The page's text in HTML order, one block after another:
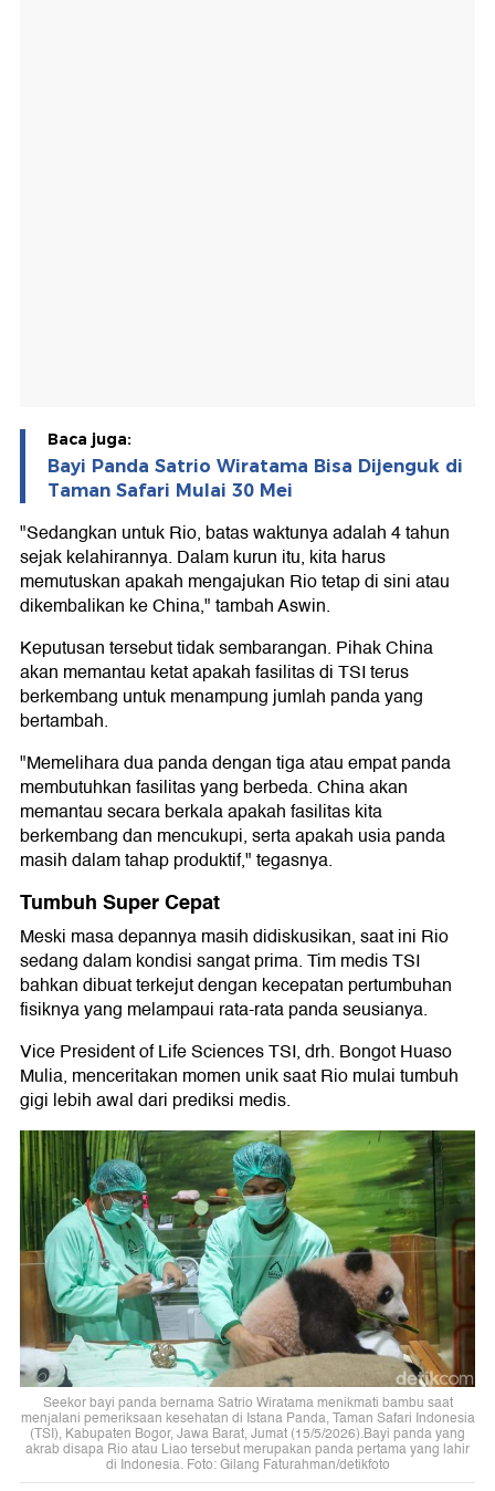
Baca juga:
Bayi Panda Satrio Wiratama Bisa Dijenguk di
Taman Safari Mulai 30 Mei
"Sedangkan untuk Rio, batas waktunya adalah 4 tahun
sejak kelahirannya. Dalam kurun itu, kita harus
memutuskan apakah mengajukan Rio tetap di sini atau
dikembalikan ke China," tambah Aswin.
Keputusan tersebut tidak sembarangan. Pihak China
akan memantau ketat apakah fasilitas di TSI terus
berkembang untuk menampung jumlah panda yang
bertambah.
"Memelihara dua panda dengan tiga atau empat panda
membutuhkan fasilitas yang berbeda. China akan
memantau secara berkala apakah fasilitas kita
berkembang dan mencukupi, serta apakah usia panda
masih dalam tahap produktif," tegasnya.
Tumbuh Super Cepat
Meski masa depannya masih didiskusikan, saat ini Rio
sedang dalam kondisi sangat prima. Tim medis TSI
bahkan dibuat terkejut dengan kecepatan pertumbuhan
fisiknya yang melampaui rata-rata panda seusianya.
Vice President of Life Sciences TSI, drh. Bongot Huaso
Mulia, menceritakan momen unik saat Rio mulai tumbuh
gigi lebih awal dari prediksi medis.
Seekor bayi panda bernama Satrio Wiratama menikmati bambu saat
menjalani pemeriksaan kesehatan di Istana Panda, Taman Safari Indonesia
(TSI), Kabupaten Bogor, Jawa Barat, Jumat (15/5/2026).Bayi panda yang
akrab disapa Rio atau Liao tersebut merupakan panda pertama yang lahir
di Indonesia. Foto: Gilang Faturahman/detikfoto